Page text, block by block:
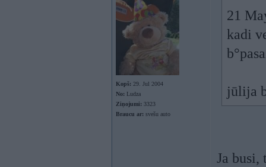
Kopš: 29. Jul 2004
No: Ludza
Ziņojumi: 3323
Braucu ar: svešu auto
21
kadi
jūlija
Ja busi,